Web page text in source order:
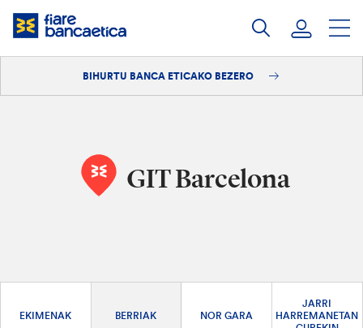
Pasatu
edukia
BIHURTU BANCA ETICAKO BEZERO
GIT Barcelona
EKIMENAK BERRIAK NOR GARA
JARRI
HARREMANETAN